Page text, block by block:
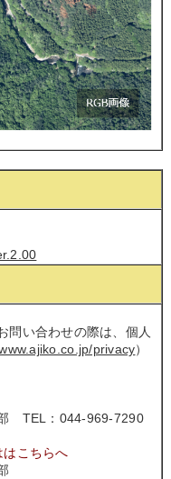
問い合わせの際は、個人
privacy）
TEL：044-969-7290
こちらへ